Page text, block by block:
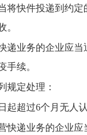
快件投递到约定
。
业务的企业应当
手续。
规定处理：
起超过6个月无
快递业务的企业